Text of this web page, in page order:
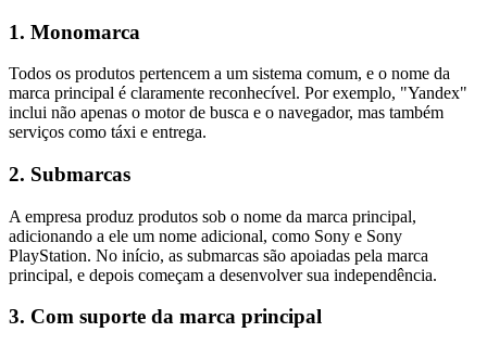
1. Monomarca
Todos os produtos pertencem a um sistema comum, e o nome da
marca principal é claramente reconhecível. Por exemplo, "Yandex"
inclui não apenas o motor de busca e o navegador, mas também
serviços como táxi e entrega.
2. Submarcas
A empresa produz produtos sob o nome da marca principal,
adicionando a ele um nome adicional, como Sony e Sony
PlayStation. No início, as submarcas são apoiadas pela marca
principal, e depois começam a desenvolver sua independência.
3. Com suporte da marca principal